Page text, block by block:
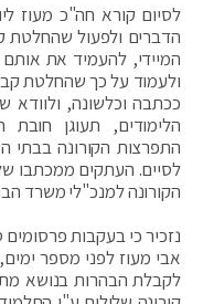
לסיום קורא חה"כ מעוז
הדברים ולפעול שהחלטת
המיידי, להעמיד את
ככתבה וכלשונה,
הלימודים, תעוגן
התפרצות הקורונה בבתי
לסיים. ‏העתקים ממכתבו
הקורונה למנכ"לי משרד
נזכיר כי בעקבות
אבי מעוז לפני מספר
לקבלת הבהרות בנושא